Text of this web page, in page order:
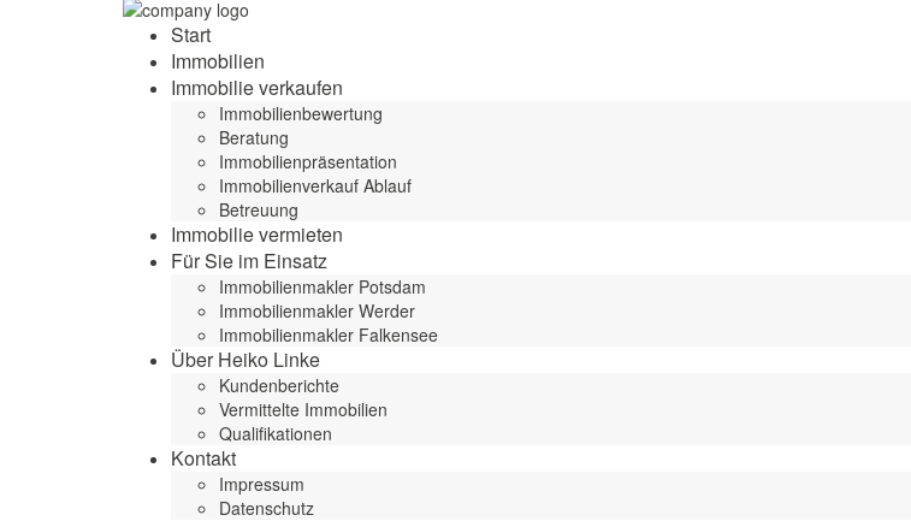
Start
Immobilien
Immobilie verkaufen
Immobilienbewertung
Beratung
Immobilienpräsentation
Immobilienverkauf Ablauf
Betreuung
Immobilie vermieten
Für Sie im Einsatz
Immobilienmakler Potsdam
Immobilienmakler Werder
Immobilienmakler Falkensee
Über Heiko Linke
Kundenberichte
Vermittelte Immobilien
Qualifikationen
Kontakt
Impressum
Datenschutz